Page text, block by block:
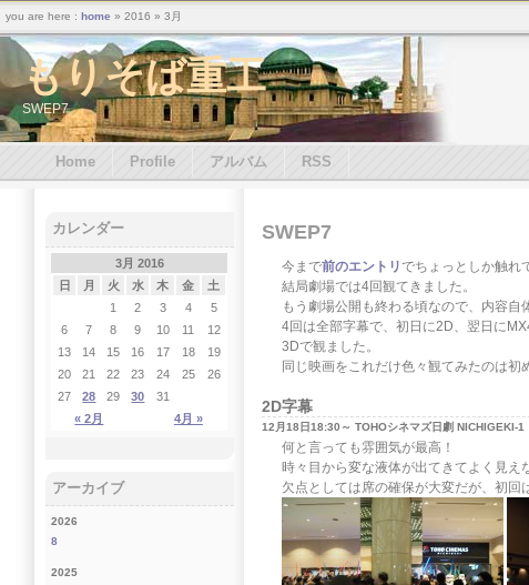
もりそば重工
SWEP7
SWEP7
今まで前のエントリでちょっとしか触れ
結局劇場では4回観てきました。
もう劇場公開も終わる頃なので、内容自
4回は全部字幕で、初日に2D、翌日に
3Dで観ました。
同じ映画をこれだけ色々観てみたのは初
2D字幕
12月18日18:30～ TOHOシネマズ日劇 NICHIGEKI-1
何と言っても雰囲気が最高！
時々目から変な液体が出てきてよく見え
欠点としては席の確保が大変だが、初回
カレンダー
3月 2016
日
月 火 水 木 金 土
« 2月 4月 »
1 2 3 4
5
6
7 8 9 10 11
12
13
14 15 16 17 18
19
20
21 22 23 24 25
26
27
28 29 30 31
アーカイブ
2026
8
2025
Home Profile アルバム RSS
you are here : home » 2016 » 3月